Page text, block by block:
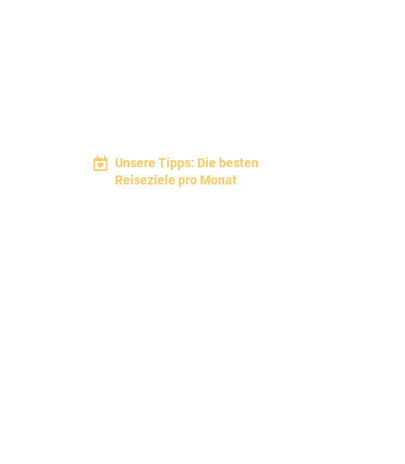
Unsere Tipps: Die besten
Reiseziele pro Monat